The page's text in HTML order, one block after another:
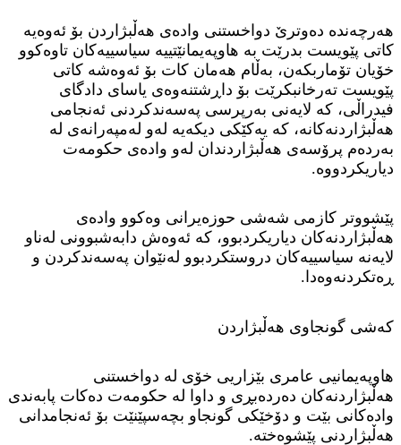
هەرچەندە دەوترێ دواخستنی وادەی هەڵبژاردن بۆ ئەوەیە
کاتی پێویست بدرێت بە هاوپەیمانێتییە سیاسییەکان تاوەکوو
خۆیان تۆماربکەن، بەڵام هەمان کات بۆ ئەوەشە کاتی
پێویست تەرخانبکرێت بۆ داڕشتنەوەی یاسای دادگای
فیدراڵی، کە لایەنی بەرپرسی پەسەندکردنی ئەنجامی
هەڵبژاردنەکانە، کە یەکێکی دیکەیە لەو لەمپەرانەی لە
بەردەم پرۆسەی هەڵبژاردندان لەو وادەی حکومەت
دیاریکردووە.
پێشووتر کازمی شەشی حوزەیرانی وەکوو وادەی
هەڵبژاردنەکان دیاریکردبوو، کە ئەوەش دابەشبوونی لەناو
لایەنە سیاسییەکان دروستکردبوو لەنێوان پەسەندکردن و
ڕەتکردنەوەدا.
کەشی گونجاوی هەڵبژاردن
هاوپەیمانیی عامری بێزاریی خۆی لە دواخستنی
هەڵبژاردنەکان دەردەبڕی و داوا لە حکومەت دەکات پابەندی
وادەکانی بێت و دۆخێکی گونجاو بچەسپێنێت بۆ ئەنجامدانی
هەڵبژاردنی پێشوەختە.